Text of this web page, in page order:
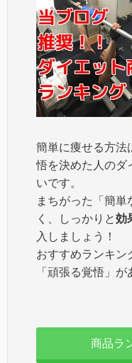
簡単に痩せる方法
悟を決めた人のダ
いです。
まちがった「簡単
く、しっかりと効
入しましょう！
おすすめランキン
「頑張る覚悟」
商品ラ